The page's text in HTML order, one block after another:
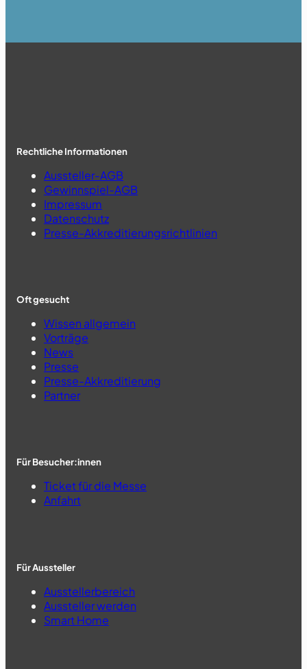
Rechtliche Informationen
Aussteller-AGB
Gewinnspiel-AGB
Impressum
Datenschutz
Presse-Akkreditierungsrichtlinien
Oft gesucht
Wissen allgemein
Vorträge
News
Presse
Presse-Akkreditierung
Partner
Für Besucher:innen
Ticket für die Messe
Anfahrt
Für Aussteller
Ausstellerbereich
Aussteller werden
Smart Home